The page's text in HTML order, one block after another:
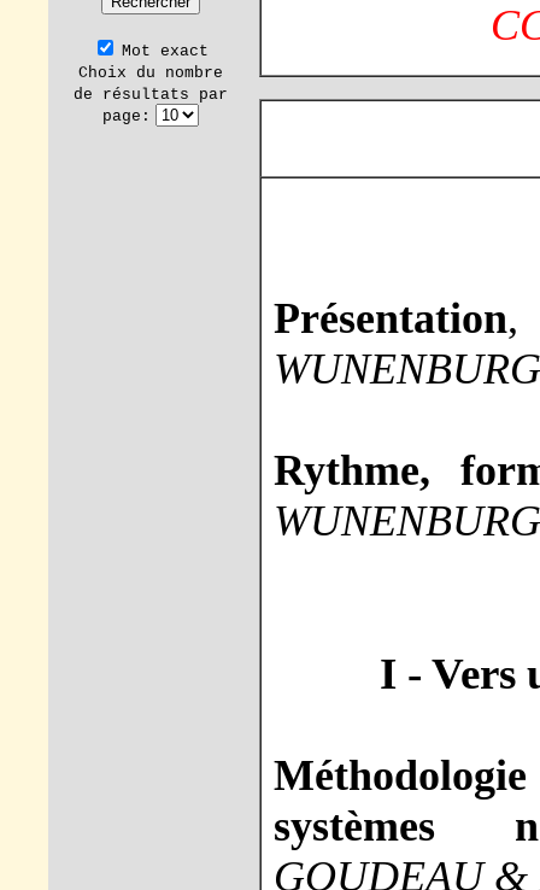
Mot exact
Choix du nombre
de résultats par
page:
Présentation
Rythme,
I - Vers
Méthodologie
systèmes
GOUDEAU &